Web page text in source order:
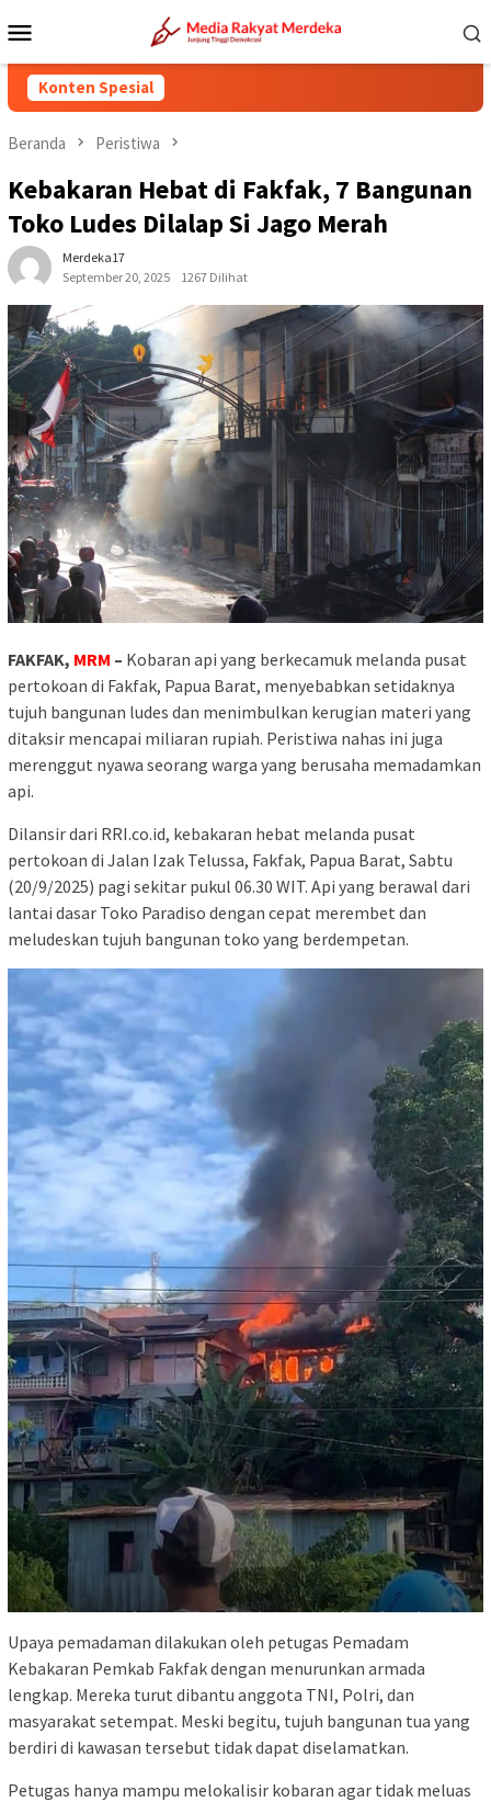
ke
Mobile
Konten Spesial
Beranda Peristiwa
Kebakaran Hebat di Fakfak, 7 Bangunan
Toko Ludes Dilalap Si Jago Merah
Merdeka17
September 20, 2025
1267 Dilihat
FAKFAK, MRM – Kobaran api yang berkecamuk melanda pusat
pertokoan di Fakfak, Papua Barat, menyebabkan setidaknya
tujuh bangunan ludes dan menimbulkan kerugian materi yang
ditaksir mencapai miliaran rupiah. Peristiwa nahas ini juga
merenggut nyawa seorang warga yang berusaha memadamkan
api.
Dilansir dari RRI.co.id, kebakaran hebat melanda pusat
pertokoan di Jalan Izak Telussa, Fakfak, Papua Barat, Sabtu
(20/9/2025) pagi sekitar pukul 06.30 WIT. Api yang berawal dari
lantai dasar Toko Paradiso dengan cepat merembet dan
meludeskan tujuh bangunan toko yang berdempetan.
Upaya pemadaman dilakukan oleh petugas Pemadam
Kebakaran Pemkab Fakfak dengan menurunkan armada
lengkap. Mereka turut dibantu anggota TNI, Polri, dan
masyarakat setempat. Meski begitu, tujuh bangunan tua yang
berdiri di kawasan tersebut tidak dapat diselamatkan.
Petugas hanya mampu melokalisir kobaran agar tidak meluas